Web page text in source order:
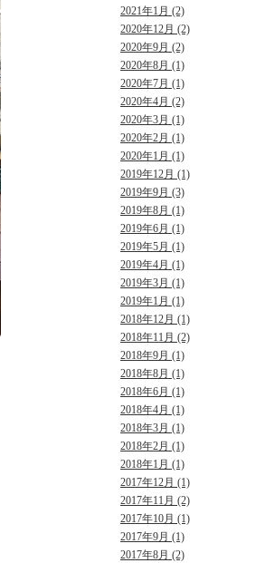
2021年1月 (2)
2020年12月 (2)
2020年9月 (2)
2020年8月 (1)
2020年7月 (1)
2020年4月 (2)
2020年3月 (1)
2020年2月 (1)
2020年1月 (1)
2019年12月 (1)
2019年9月 (3)
2019年8月 (1)
2019年6月 (1)
2019年5月 (1)
2019年4月 (1)
2019年3月 (1)
2019年1月 (1)
2018年12月 (1)
2018年11月 (2)
2018年9月 (1)
2018年8月 (1)
2018年6月 (1)
2018年4月 (1)
2018年3月 (1)
2018年2月 (1)
2018年1月 (1)
2017年12月 (1)
2017年11月 (2)
2017年10月 (1)
2017年9月 (1)
2017年8月 (2)